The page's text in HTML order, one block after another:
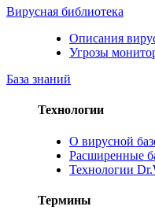
Вирусная библиотека
Описания
Угрозы
База знаний
Технологии
О вирусной
Расширенные
Технологии
Термины